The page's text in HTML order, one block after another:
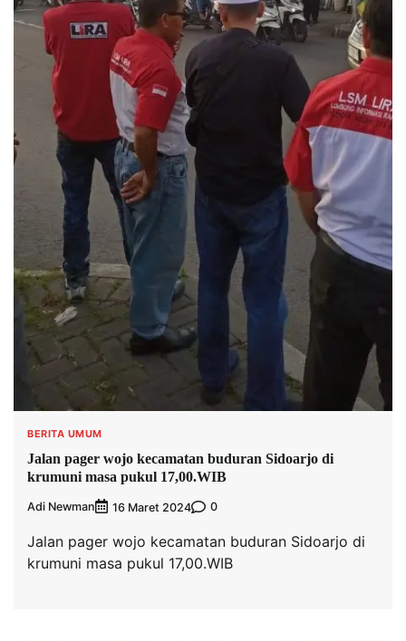
BERITA UMUM
Jalan pager wojo kecamatan buduran Sidoarjo di
krumuni masa pukul 17,00.WIB
Adi Newman 16 Maret 2024 0
Jalan pager wojo kecamatan buduran Sidoarjo di
krumuni masa pukul 17,00.WIB